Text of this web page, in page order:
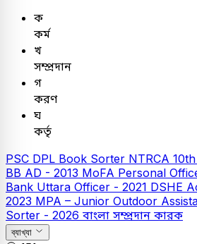
ক
কর্ম
খ
সম্প্রদান
গ
করণ
ঘ
কর্তৃ
PSC DPL Book Sorter NTRCA
BB AD - 2013 MoFA Personal
Bank Uttara Officer - 2021 DSHE
2023 MPA – Junior Outdoor
Sorter - 2026 বাংলা সম্প্রদান কারক
ব্যাখ্যা